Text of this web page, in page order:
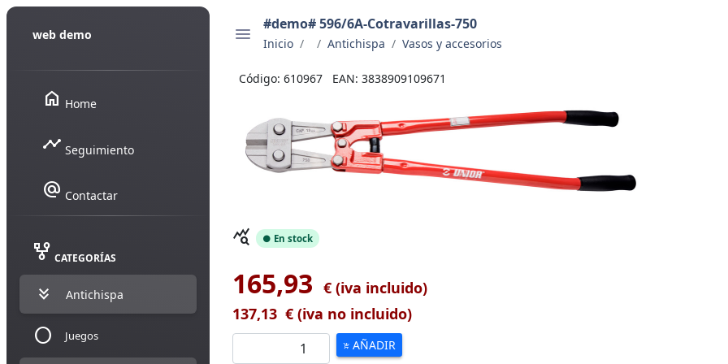
web demo
home Home
timeline Seguimiento
alternate_email Contactar
family_history CATEGORÍAS
keyboard_double_arrow_down Antichispa
circle Juegos
#demo# 596/6A-Cotravarillas-750
Inicio Antichispa Vasos y accesorios
Código: 610967 EAN: 3838909109671
● En stock
query_stats
165,93 € (iva incluido)
137,13 € (iva no incluido)
add_shopping_cart AÑADIR